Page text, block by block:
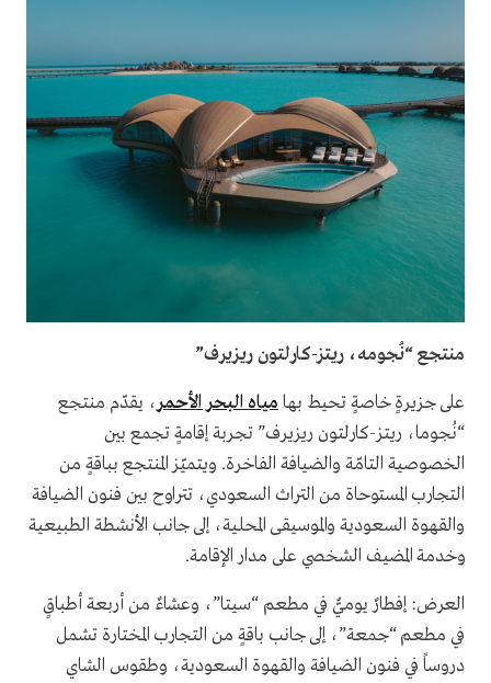
منتجع “نُجومه، ريتز-كارلتون ريزيرف”
على جزيرةٍ خاصةٍ تحيط بها مياه البحر الأحمر، يقدّم منتجع
“نُجوما، ريتز-كارلتون ريزيرف” تجربة إقامةٍ تجمع بين
الخصوصية التامّة والضيافة الفاخرة. ويتميّز المنتجع بباقةٍ من
التجارب المستوحاة من التراث السعودي، تتراوح بين فنون الضيافة
والقهوة السعودية والموسيقى المحلية، إلى جانب الأنشطة الطبيعية
وخدمة المضيف الشخصي على مدار الإقامة.
العرض: إفطارٌ يوميٌّ في مطعم “سيتا”، وعشاءٌ من أربعة أطباقٍ
في مطعم “جمعة”، إلى جانب باقةٍ من التجارب المختارة تشمل
دروساً في فنون الضيافة والقهوة السعودية، وطقوس الشاي